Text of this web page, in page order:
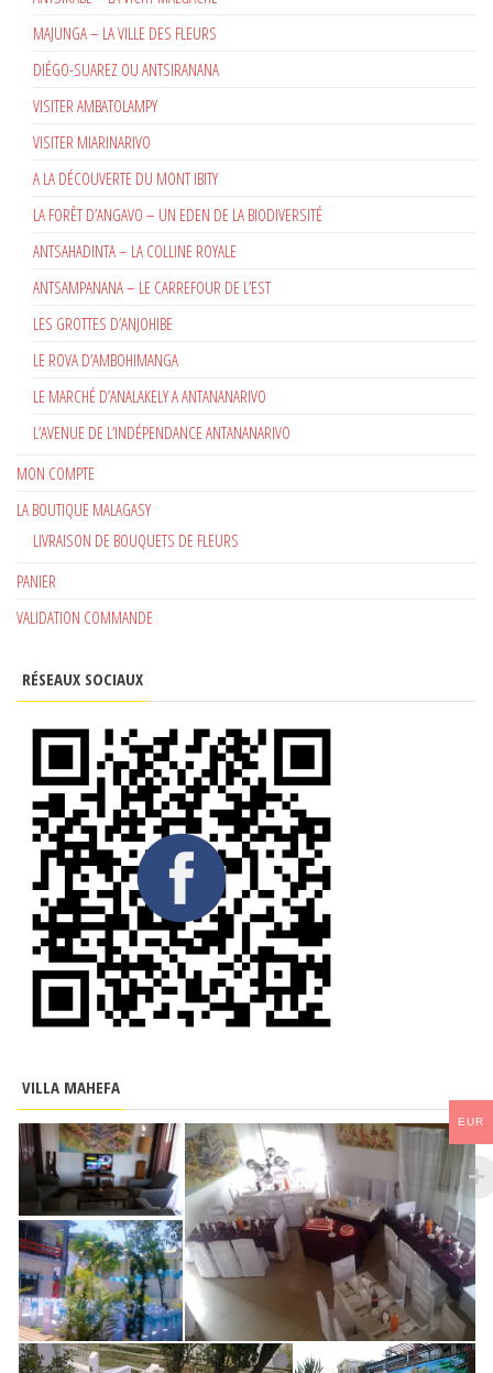
MAJUNGA – LA VILLE DES FLEURS
DIÉGO-SUAREZ OU ANTSIRANANA
VISITER AMBATOLAMPY
VISITER MIARINARIVO
A LA DÉCOUVERTE DU MONT IBITY
LA FORÊT D’ANGAVO – UN EDEN DE LA BIODIVERSITÉ
ANTSAHADINTA – LA COLLINE ROYALE
ANTSAMPANANA – LE CARREFOUR DE L’EST
LES GROTTES D’ANJOHIBE
LE ROVA D’AMBOHIMANGA
LE MARCHÉ D’ANALAKELY A ANTANANARIVO
L’AVENUE DE L’INDÉPENDANCE ANTANANARIVO
MON COMPTE
LA BOUTIQUE MALAGASY
LIVRAISON DE BOUQUETS DE FLEURS
PANIER
VALIDATION COMMANDE
RÉSEAUX SOCIAUX
VILLA MAHEFA
EUR